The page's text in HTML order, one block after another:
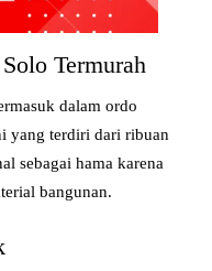
Termurah
dalam ordo
yang terdiri dari ribuan
sebagai hama karena
bangunan.